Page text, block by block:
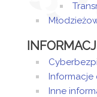
Inne